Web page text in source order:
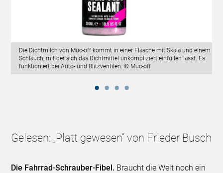
Die Dichtmilch von Muc-off kommt in einer Flasche mit Skala und einem
Schlauch, mit der sich das Dichtmittel unkompliziert einfüllen lässt. Es
funktioniert bei Auto- und Blitzventilen. © Muc-off
Gelesen: „Platt gewesen“ von Frieder Busch
Die Fahrrad-Schrauber-Fibel. Braucht die Welt noch ein